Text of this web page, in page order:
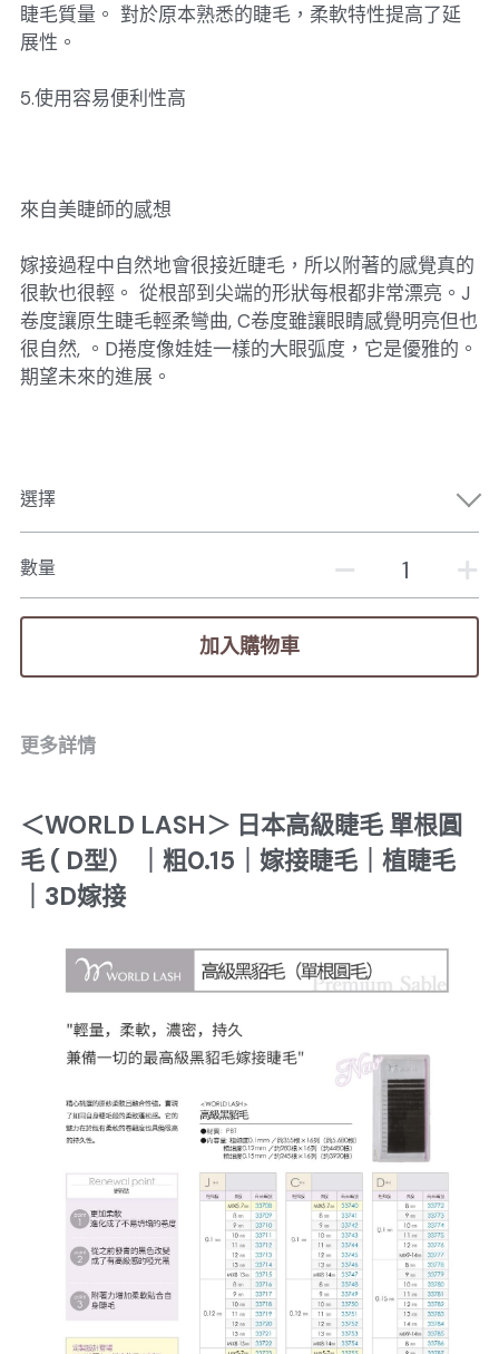
睫毛質量。 對於原本熟悉的睫毛，柔軟特性提高了延
展性。
5.使用容易便利性高
來自美睫師的感想
嫁接過程中自然地會很接近睫毛，所以附著的感覺真的
很軟也很輕。 從根部到尖端的形狀每根都非常漂亮。J
卷度讓原生睫毛輕柔彎曲, C卷度雖讓眼睛感覺明亮但也
很自然, 。D捲度像娃娃一樣的大眼弧度，它是優雅的。
期望未來的進展。
選擇
數量
加入購物車
更多詳情
＜WORLD LASH＞ 日本高級睫毛 單根圓
毛 ( D型） ｜粗0.15｜嫁接睫毛｜植睫毛
｜3D嫁接